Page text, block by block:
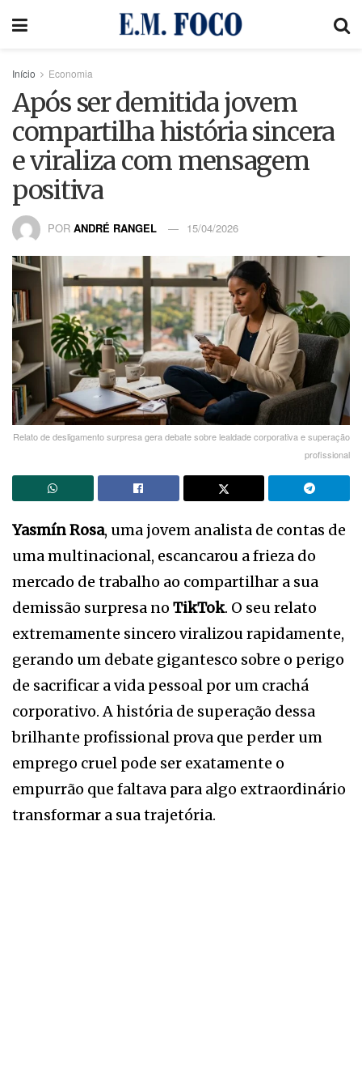
Início Economia
Após ser demitida jovem
compartilha história sincera
e viraliza com mensagem
positiva
POR ANDRÉ RANGEL 15/04/2026
Relato de desligamento surpresa gera debate sobre lealdade corporativa e superação
profissional
Yasmín Rosa, uma jovem analista de contas de
uma multinacional, escancarou a frieza do
mercado de trabalho ao compartilhar a sua
demissão surpresa no TikTok. O seu relato
extremamente sincero viralizou rapidamente,
gerando um debate gigantesco sobre o perigo
de sacrificar a vida pessoal por um crachá
corporativo. A história de superação dessa
brilhante profissional prova que perder um
emprego cruel pode ser exatamente o
empurrão que faltava para algo extraordinário
transformar a sua trajetória.